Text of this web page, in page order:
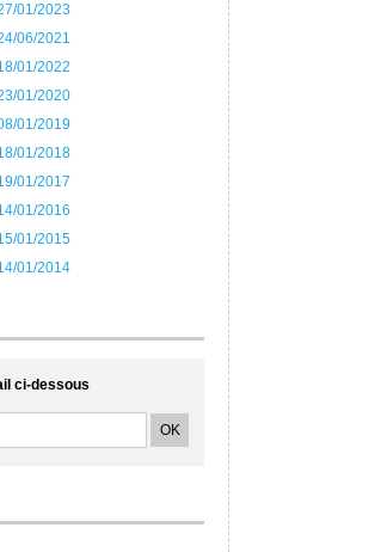
01/2023
06/2021
01/2022
01/2020
01/2019
01/2018
01/2017
01/2016
01/2015
01/2014
ci-dessous